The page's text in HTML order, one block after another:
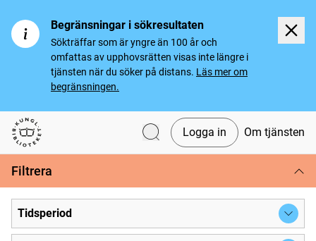
Begränsningar i sökresultaten
Sökträffar som är yngre än 100 år och
omfattas av upphovsrätten visas inte längre i
tjänsten när du söker på distans. Läs mer om
begränsningen.
Svenska tidningar
Logga in Om tjänsten
Filtrera
Tidsperiod